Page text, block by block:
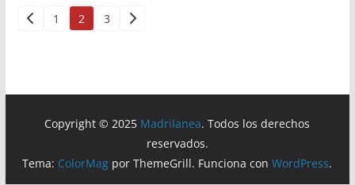
Paginación
entradas
1 2 3
Copyright © 2025 Madrilanea. Todos los derechos
reservados.
Tema: ColorMag por ThemeGrill. Funciona conWordPress.